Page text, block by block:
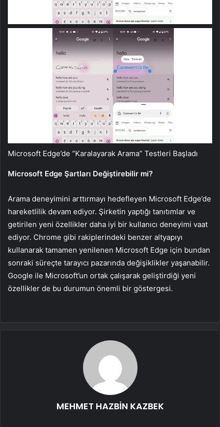
Microsoft Edge’de “Karalayarak Arama” Testleri Başladı
Microsoft Edge Şartları Değiştirebilir mi?
Arama deneyimini arttırmayı hedefleyen Microsoft Edge’de
hareketlilik devam ediyor. Şirketin yaptığı tanıtımlar ve
getirilen yeni özellikler daha iyi bir kullanıcı deneyimi vaat
ediyor. Chrome gibi rakiplerindeki benzer altyapıyı
kullanarak tamamen yenilenen Microsoft Edge için bundan
sonraki süreçte tarayıcı pazarında değişiklikler yaşanabilir.
Google ile Microsoft’un ortak çalışarak geliştirdiği yeni
özellikler de bu durumun önemli bir göstergesi.
MEHMET HAZBİN KAZBEK